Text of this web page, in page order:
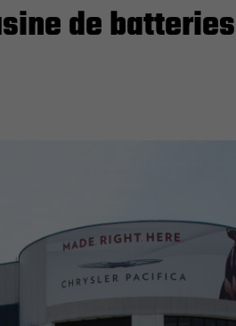
de